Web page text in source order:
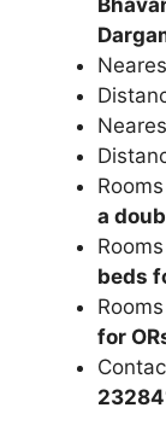
a
beds
for